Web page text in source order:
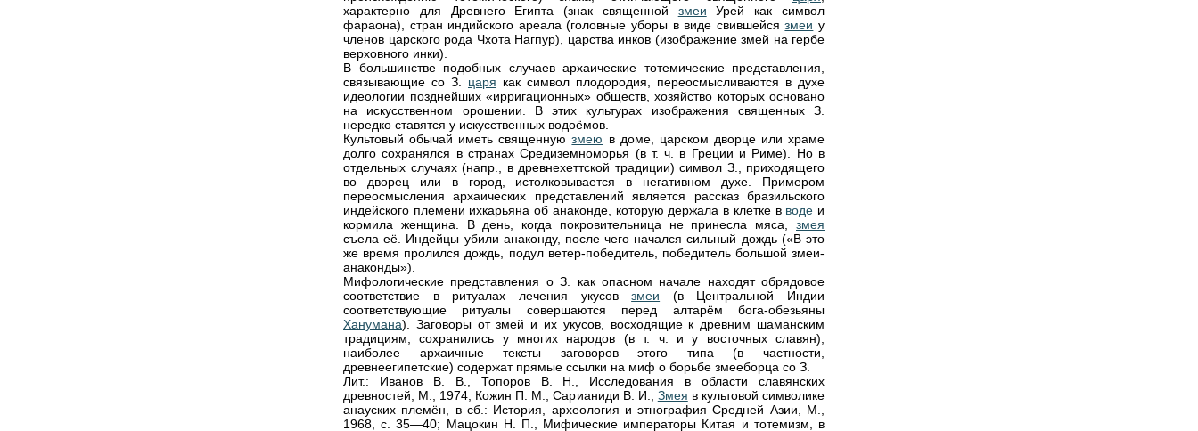
характерно для Древнего Египта (знак священной змеи Урей как символ
фараона), стран индийского ареала (головные уборы в виде свившейсязмеи у
членов царского рода Чхота Нагпур), царства инков (изображение змей на гербе
верховного инки).
В большинстве подобных случаев архаические тотемические представления,
связывающие со З. царя как символ плодородия, переосмысливаются в духе
идеологии позднейших «ирригационных» обществ, хозяйство которых основано
на искусственном орошении. В этих культурах изображения священных З.
нередко ставятся у искусственных водоёмов.
Культовый обычай иметь священнуюзмею в доме, царском дворце или храме
долго сохранялся в странах Средиземноморья (в т. ч. в Греции и Риме). Но в
отдельных случаях (напр., в древнехеттской традиции) символ З., приходящего
во дворец или в город, истолковывается в негативном духе. Примером
переосмысления архаических представлений является рассказ бразильского
индейского племени ихкарьяна об анаконде, которую держала в клетке в воде и
кормила женщина. В день, когда покровительница не принесла мяса, змея
съела её. Индейцы убили анаконду, после чего начался сильный дождь («В это
же время пролился дождь, подул ветер-победитель, победитель большой змеи-
анаконды»).
Мифологические представления о З. как опасном начале находят обрядовое
соответствие в ритуалах лечения укусовзмеи (в Центральной Индии
соответствующие ритуалы совершаются перед алтарём бога-обезьяны
Ханумана). Заговоры от змей и их укусов, восходящие к древним шаманским
традициям, сохранились у многих народов (в т. ч. и у восточных славян);
наиболее архаичные тексты заговоров этого типа (в частности,
древнеегипетские) содержат прямые ссылки на миф о борьбе змееборца со З.
Лит.: Иванов В. В., Топоров В. Н., Исследования в области славянских
древностей, М., 1974; Кожин П. М., Сарианиди В. И., Змея в культовой символике
анауских племён, в сб.: История, археология и этнография Средней Азии, М.,
1968, с. 35—40; Mацокин Н. П., Мифические императоры Китая и тотемизм, в